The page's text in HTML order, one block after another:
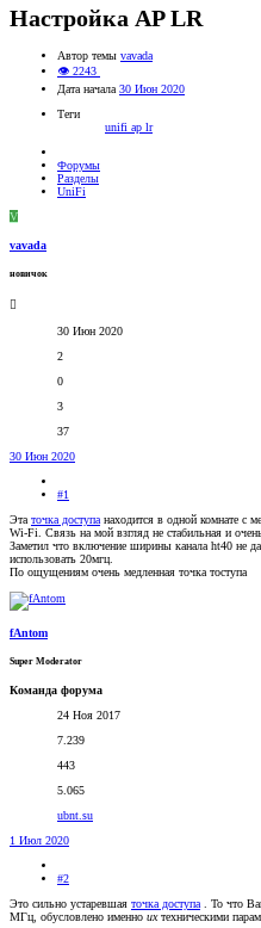
Настройка AP LR
Автор темы vavada
👁 2243
Дата начала 30 Июн 2020
Теги
unifi ap lr
Форумы
Разделы
UniFi
V
vavada
новичок
30 Июн 2020
2
0
3
37
30 Июн 2020
#1
Эта точка доступа находится в одной комнате с
Wi-Fi. Связь на мой взгляд не стабильная и
Заметил что включение ширины канала ht40 не
использовать 20мгц.
По ощущениям очень медленная точка тоступа
fAntom
Super Moderator
Команда форума
24 Ноя 2017
7.239
443
5.065
ubnt.su
1 Июл 2020
#2
Это сильно устаревшая точка доступа
. То что
МГц, обусловлено именно ихтехническими